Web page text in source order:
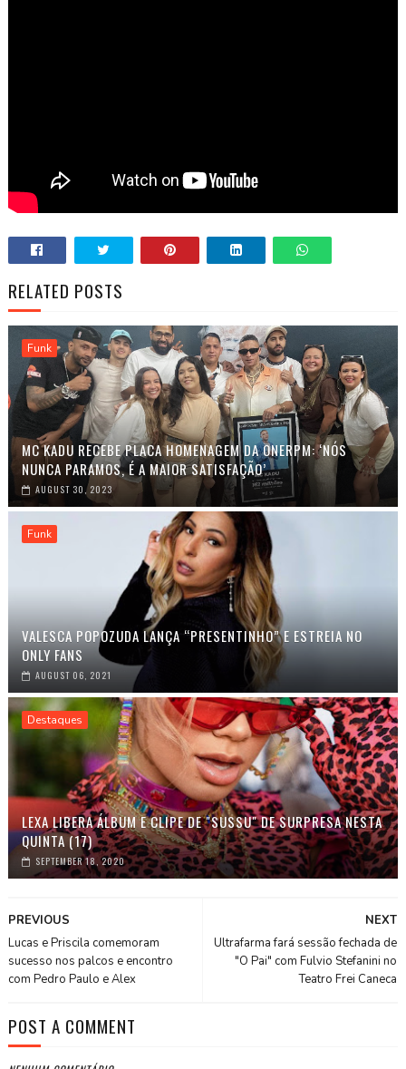
RELATED POSTS
Funk
MC KADU RECEBE PLACA HOMENAGEM DA ONERPM: ‘NÓS
NUNCA PARAMOS, É A MAIOR SATISFAÇÃO’
AUGUST 30, 2023
Funk
VALESCA POPOZUDA LANÇA “PRESENTINHO” E ESTREIA NO
ONLY FANS
AUGUST 06, 2021
Destaques
LEXA LIBERA ÁLBUM E CLIPE DE "SUSSU" DE SURPRESA NESTA
QUINTA (17)
SEPTEMBER 18, 2020
NEXT
Ultrafarma fará sessão fechada de
"O Pai" com Fulvio Stefanini no
Teatro Frei Caneca
PREVIOUS
Lucas e Priscila comemoram
sucesso nos palcos e encontro
com Pedro Paulo e Alex
POST A COMMENT